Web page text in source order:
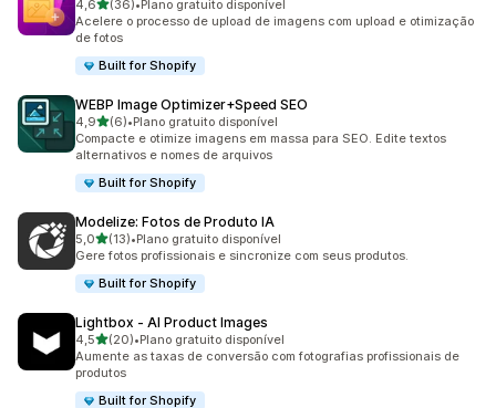
4,6de 5 estrelas
(36)
36 avaliações ao todo
•Plano gratuito disponível
Acelere o processo de upload de imagens com upload e otimização
de fotos
Built for Shopify
WEBP Image Optimizer+Speed SEO
4,9de 5 estrelas
(6)
6 avaliações ao todo
•Plano gratuito disponível
Compacte e otimize imagens em massa para SEO. Edite textos
alternativos e nomes de arquivos
Built for Shopify
Modelize: Fotos de Produto IA
5,0de 5 estrelas
(13)
13 avaliações ao todo
•Plano gratuito disponível
Gere fotos profissionais e sincronize com seus produtos.
Built for Shopify
Lightbox ‑ AI Product Images
4,5de 5 estrelas
(20)
20 avaliações ao todo
•Plano gratuito disponível
Aumente as taxas de conversão com fotografias profissionais de
produtos
Built for Shopify